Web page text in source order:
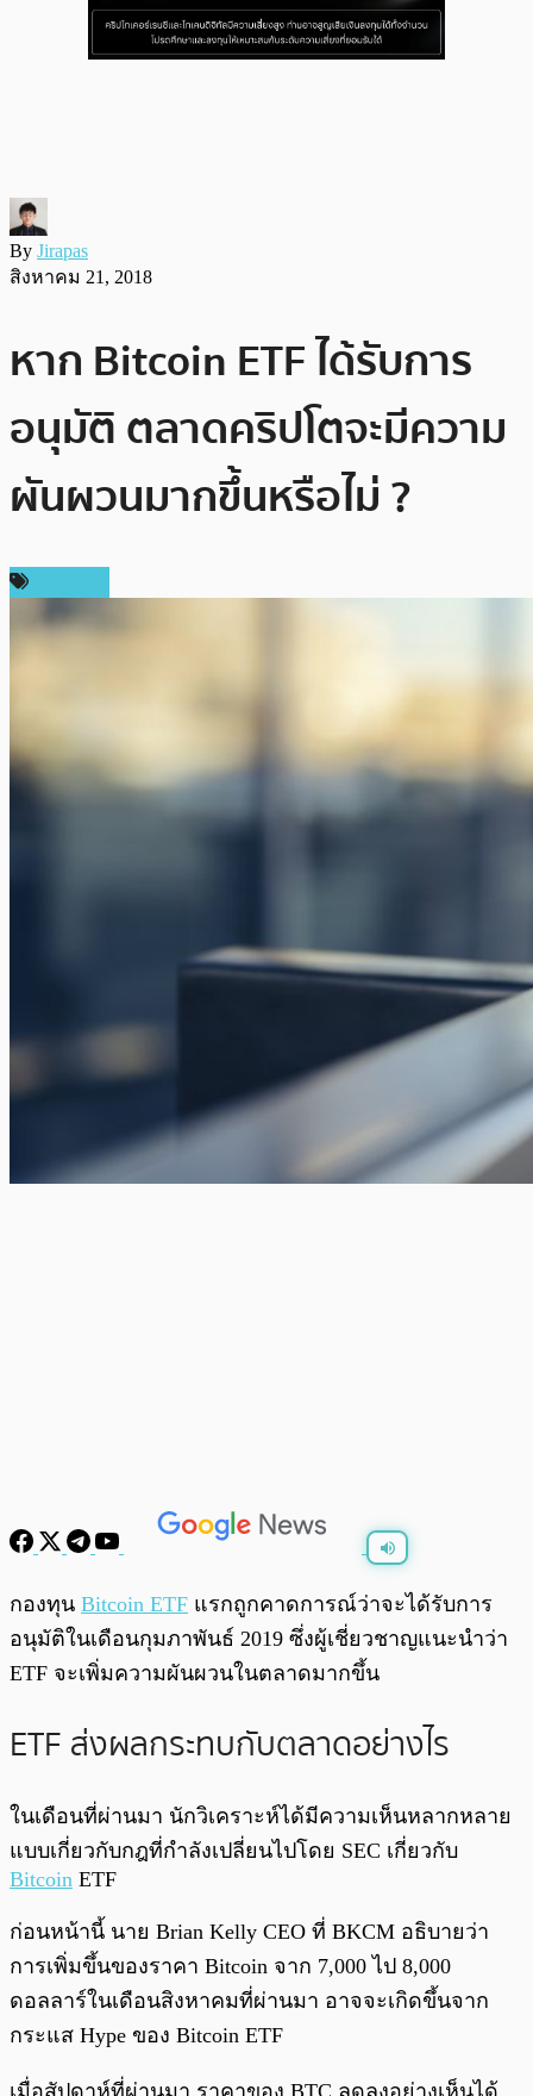
By Jirapas
สิงหาคม 21, 2018
หาก Bitcoin ETF ได้รับการ
อนุมัติ ตลาดคริปโตจะมีความ
ผันผวนมากขึ้นหรือไม่ ?
0:00/
กองทุน Bitcoin ETF แรกถูกคาดการณ์ว่าจะได้รับการ
อนุมัติในเดือนกุมภาพันธ์ 2019 ซึ่งผู้เชี่ยวชาญแนะนำว่า
ETF จะเพิ่มความผันผวนในตลาดมากขึ้น
ETF ส่งผลกระทบกับตลาดอย่างไร
ในเดือนที่ผ่านมา นักวิเคราะห์ได้มีความเห็นหลากหลาย
แบบเกี่ยวกับกฎที่กำลังเปลี่ยนไปโดย SEC เกี่ยวกับ
Bitcoin ETF
ก่อนหน้านี้ นาย Brian Kelly CEO ที่ BKCM อธิบายว่า
การเพิ่มขึ้นของราคา Bitcoin จาก 7,000 ไป 8,000
ดอลลาร์ในเดือนสิงหาคมที่ผ่านมา อาจจะเกิดขึ้นจาก
กระแส Hype ของ Bitcoin ETF
เมื่อสัปดาห์ที่ผ่านมา ราคาของ BTC ลดลงอย่างเห็นได้